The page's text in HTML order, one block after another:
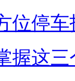
位停车
握这三